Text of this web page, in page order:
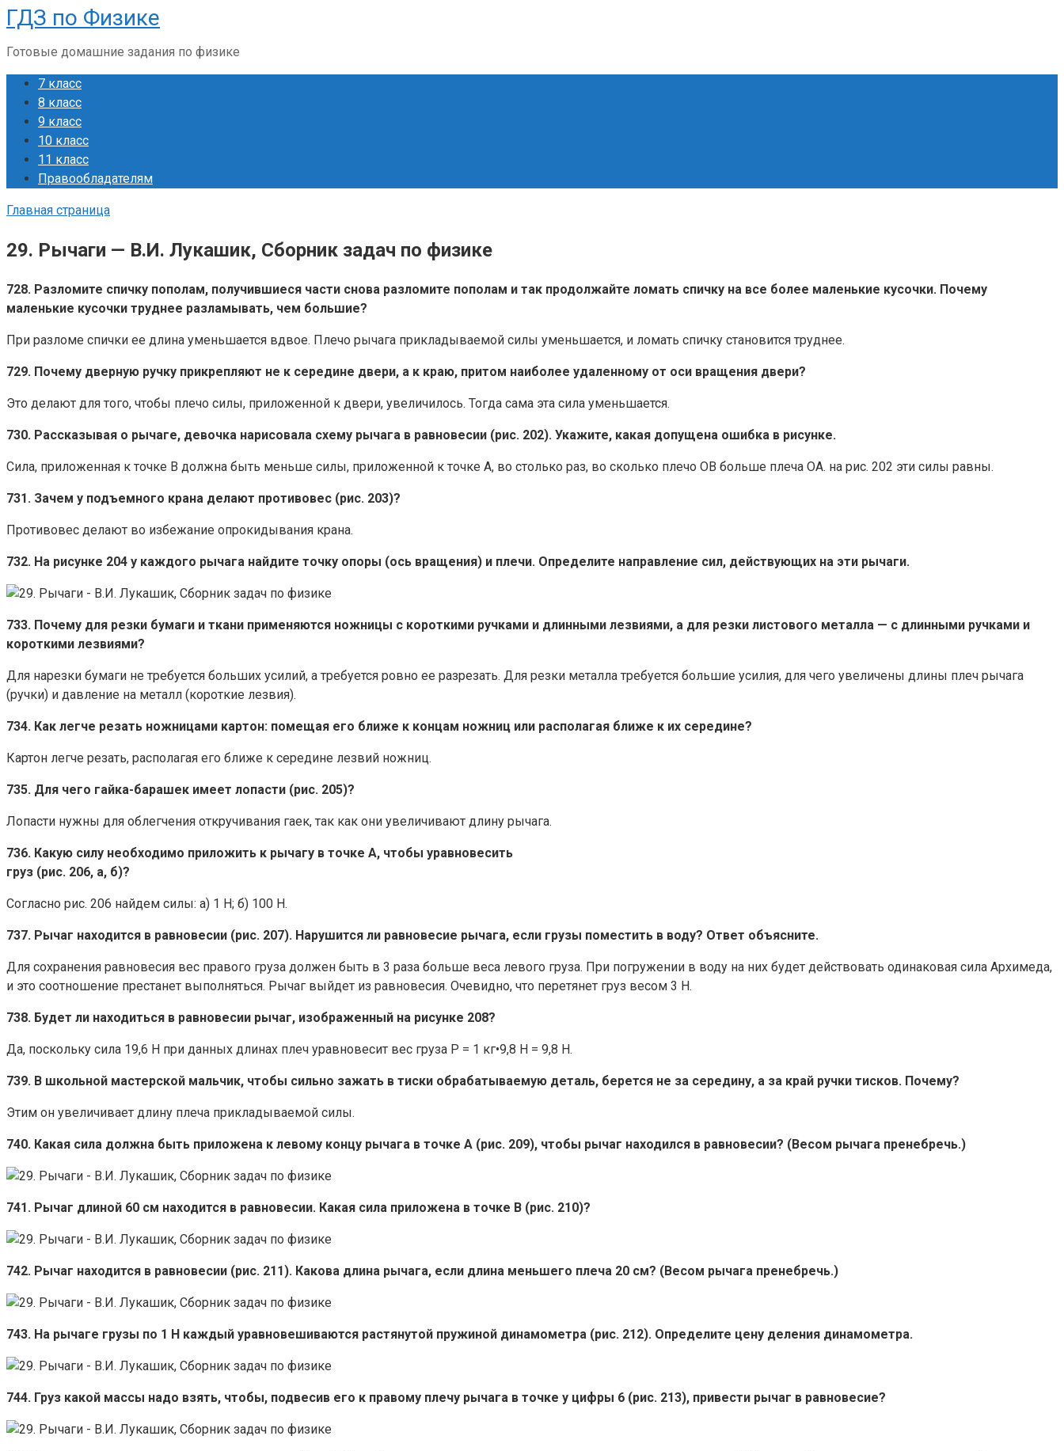
Перейти
к
контенту
ГДЗ по Физике
Готовые домашние задания по физике
7 класс
8 класс
9 класс
10 класс
11 класс
Правообладателям
Главная страница
29. Рычаги — В.И. Лукашик, Сборник задач по физике
728. Разломите спичку пополам, получившиеся части снова разломите пополам и так продолжайте ломать спичку на все более маленькие кусочки. Почему
маленькие кусочки труднее разламывать, чем большие?
При разломе спички ее длина уменьшается вдвое. Плечо рычага прикладываемой силы уменьшается, и ломать спичку становится труднее.
729. Почему дверную ручку прикрепляют не к середине двери, а к краю, притом наиболее удаленному от оси вращения двери?
Это делают для того, чтобы плечо силы, приложенной к двери, увеличилось. Тогда сама эта сила уменьшается.
730. Рассказывая о рычаге, девочка нарисовала схему рычага в равновесии (рис. 202). Укажите, какая допущена ошибка в рисунке.
Сила, приложенная к точке В должна быть меньше силы, приложенной к точке А, во столько раз, во сколько плечо ОВ больше плеча OA. на рис. 202 эти силы равны.
731. Зачем у подъемного крана делают противовес (рис. 203)?
Противовес делают во избежание опрокидывания крана.
732. На рисунке 204 у каждого рычага найдите точку опоры (ось вращения) и плечи. Определите направление сил, действующих на эти рычаги.
733. Почему для резки бумаги и ткани применяются ножницы с короткими ручками и длинными лезвиями, а для резки листового металла — с длинными ручками и
короткими лезвиями?
Для нарезки бумаги не требуется больших усилий, а требуется ровно ее разрезать. Для резки металла требуется большие усилия, для чего увеличены длины плеч рычага
(ручки) и давление на металл (короткие лезвия).
734. Как легче резать ножницами картон: помещая его ближе к концам ножниц или располагая ближе к их середине?
Картон легче резать, располагая его ближе к середине лезвий ножниц.
735. Для чего гайка-барашек имеет лопасти (рис. 205)?
Лопасти нужны для облегчения откручивания гаек, так как они увеличивают длину рычага.
736. Какую силу необходимо приложить к рычагу в точке А, чтобы уравновесить
груз (рис. 206, а, б)?
Согласно рис. 206 найдем силы: а) 1 Н; б) 100 Н.
737. Рычаг находится в равновесии (рис. 207). Нарушится ли равновесие рычага, если грузы поместить в воду? Ответ объясните.
Для сохранения равновесия вес правого груза должен быть в 3 раза больше веса левого груза. При погружении в воду на них будет действовать одинаковая сила Архимеда,
и это соотношение престанет выполняться. Рычаг выйдет из равновесия. Очевидно, что перетянет груз весом 3 Н.
738. Будет ли находиться в равновесии рычаг, изображенный на рисунке 208?
Да, поскольку сила 19,6 Н при данных длинах плеч уравновесит вес груза Р = 1 кг•9,8 Н = 9,8 Н.
739. В школьной мастерской мальчик, чтобы сильно зажать в тиски обрабатываемую деталь, берется не за середину, а за край ручки тисков. Почему?
Этим он увеличивает длину плеча прикладываемой силы.
740. Какая сила должна быть приложена к левому концу рычага в точке А (рис. 209), чтобы рычаг находился в равновесии? (Весом рычага пренебречь.)
741. Рычаг длиной 60 см находится в равновесии. Какая сила приложена в точке В (рис. 210)?
742. Рычаг находится в равновесии (рис. 211). Какова длина рычага, если длина меньшего плеча 20 см? (Весом рычага пренебречь.)
743. На рычаге грузы по 1 Н каждый уравновешиваются растянутой пружиной динамометра (рис. 212). Определите цену деления динамометра.
744. Груз какой массы надо взять, чтобы, подвесив его к правому плечу рычага в точке у цифры 6 (рис. 213), привести рычаг в равновесие?